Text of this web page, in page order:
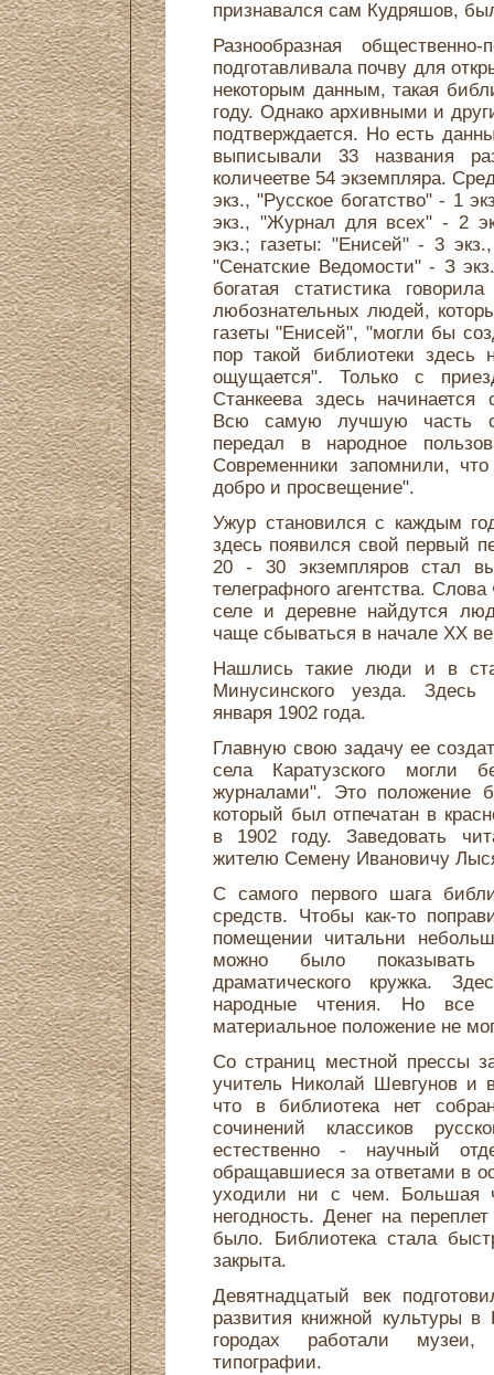
признавался сам Кудряшов,
Разнообразная
подготавливала почву для
некоторым данным, такая
году. Однако архивными и
подтверждается. Но есть
выписывали 33 названия
количеетве 54 экземпляра.
экз., "Русское богатство" - 1
экз., "Журнал для всех" - 2
экз.; газеты: "Енисей" - 3
"Сенатские Ведомости" - З
богатая статистика
любознательных людей,
газеты "Енисей", "могли бы
пор такой библиотеки
ощущается". Только с
Станкеева здесь начинается
Всю самую лучшую часть
передал в народное
Современники запомнили,
добро и просвещение".
Ужур становился с каждым
здесь появился свой первый
20 - 30 экземпляров стал
телеграфного агентства.
селе и деревне найдутся
чаще сбываться в начале ХХ
Нашлись такие люди и в
Минусинского уезда. Здесь
января 1902 года.
Главную свою задачу ее
села Каратузского могли
журналами". Это положение
который был отпечатан в
в 1902 году. Заведовать
жителю Семену Ивановичу
С самого первого шага
средств. Чтобы как-то
помещении читальни
можно было показывать
драматического кружка.
народные чтения. Но все
материальное положение не
Со страниц местной прессы
учитель Николай Шевгунов и
что в библиотека нет
сочинений классиков
естественно - научный
обращавшиеся за ответами в
уходили ни с чем. Большая
негодность. Денег на
было. Библиотека стала
закрыта.
Девятнадцатый век
развития книжной культуры
городах работали музеи,
типографии.